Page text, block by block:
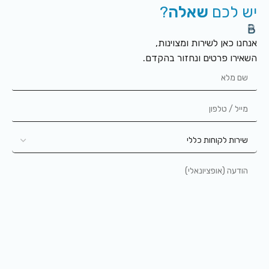
יש לכם שאלה?
אנחנו כאן לשירות ומצוינות,
השאירו פרטים ונחזור בהקדם.